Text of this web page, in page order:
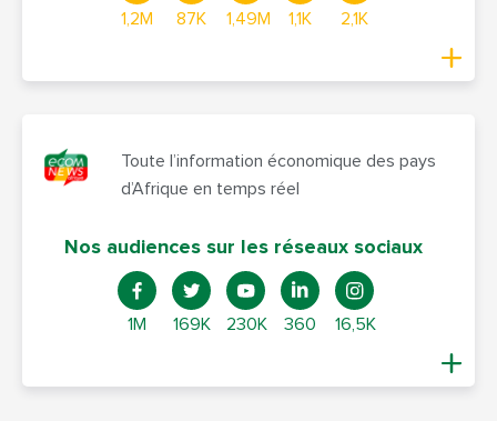
1,2M 87K 1,49M 1,1K 2,1K
Toute l’information économique des pays
d’Afrique en temps réel
Nos audiences sur les réseaux sociaux
1M 169K 230K 360 16,5K